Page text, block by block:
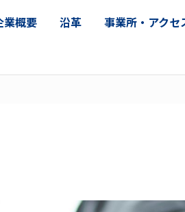
業概要 沿革 事業所・アクセ